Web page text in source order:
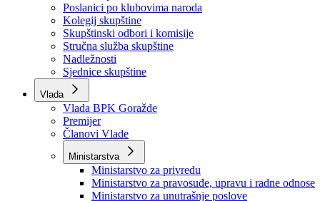
Skupština BPK Goražde
Rukovodstvo
Poslanici po strankama
Poslanici po klubovima naroda
Kolegij skupštine
Skupštinski odbori i komisije
Stručna služba skupštine
Nadležnosti
Sjednice skupštine
Vlada
Vlada BPK Goražde
Premijer
Članovi Vlade
Ministarstva